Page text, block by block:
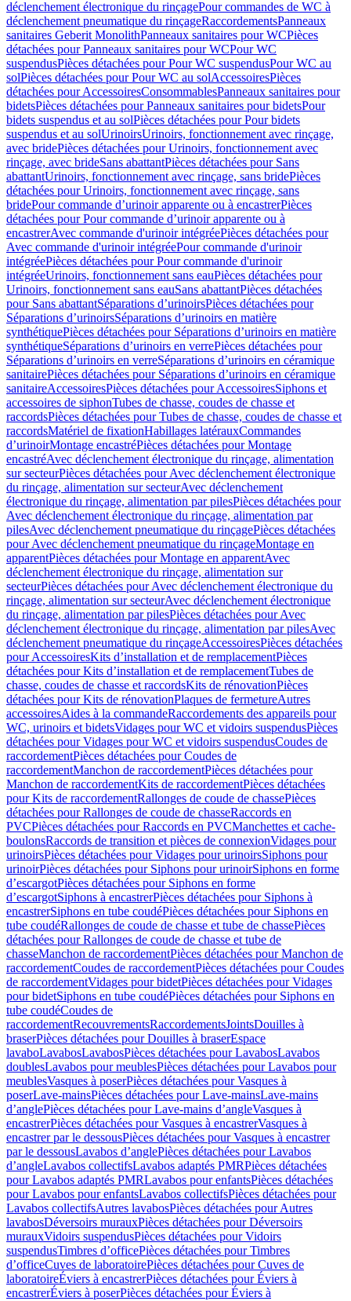
déclenchement électronique du rinçagePour commandes de WC à
déclenchement pneumatique du rinçageRaccordementsPanneaux
sanitaires Geberit MonolithPanneaux sanitaires pour WCPièces
détachées pour Panneaux sanitaires pour WCPour WC
suspendusPièces détachées pour Pour WC suspendusPour WC au
solPièces détachées pour Pour WC au solAccessoiresPièces
détachées pour AccessoiresConsommablesPanneaux sanitaires pour
bidetsPièces détachées pour Panneaux sanitaires pour bidetsPour
bidets suspendus et au solPièces détachées pour Pour bidets
suspendus et au solUrinoirsUrinoirs, fonctionnement avec rinçage,
avec bridePièces détachées pour Urinoirs, fonctionnement avec
rinçage, avec brideSans abattantPièces détachées pour Sans
abattantUrinoirs, fonctionnement avec rinçage, sans bridePièces
détachées pour Urinoirs, fonctionnement avec rinçage, sans
bridePour commande d’urinoir apparente ou à encastrerPièces
détachées pour Pour commande d’urinoir apparente ou à
encastrerAvec commande d'urinoir intégréePièces détachées pour
Avec commande d'urinoir intégréePour commande d'urinoir
intégréePièces détachées pour Pour commande d'urinoir
intégréeUrinoirs, fonctionnement sans eauPièces détachées pour
Urinoirs, fonctionnement sans eauSans abattantPièces détachées
pour Sans abattantSéparations d’urinoirsPièces détachées pour
Séparations d’urinoirsSéparations d’urinoirs en matière
synthétiquePièces détachées pour Séparations d’urinoirs en matière
synthétiqueSéparations d’urinoirs en verrePièces détachées pour
Séparations d’urinoirs en verreSéparations d’urinoirs en céramique
sanitairePièces détachées pour Séparations d’urinoirs en céramique
sanitaireAccessoiresPièces détachées pour AccessoiresSiphons et
accessoires de siphonTubes de chasse, coudes de chasse et
raccordsPièces détachées pour Tubes de chasse, coudes de chasse et
raccordsMatériel de fixationHabillages latérauxCommandes
dʼurinoirMontage encastréPièces détachées pour Montage
encastréAvec déclenchement électronique du rinçage, alimentation
sur secteurPièces détachées pour Avec déclenchement électronique
du rinçage, alimentation sur secteurAvec déclenchement
électronique du rinçage, alimentation par pilesPièces détachées pour
Avec déclenchement électronique du rinçage, alimentation par
pilesAvec déclenchement pneumatique du rinçagePièces détachées
pour Avec déclenchement pneumatique du rinçageMontage en
apparentPièces détachées pour Montage en apparentAvec
déclenchement électronique du rinçage, alimentation sur
secteurPièces détachées pour Avec déclenchement électronique du
rinçage, alimentation sur secteurAvec déclenchement électronique
du rinçage, alimentation par pilesPièces détachées pour Avec
déclenchement électronique du rinçage, alimentation par pilesAvec
déclenchement pneumatique du rinçageAccessoiresPièces détachées
pour AccessoiresKits d’installation et de remplacementPièces
détachées pour Kits d’installation et de remplacementTubes de
chasse, coudes de chasse et raccordsKits de rénovationPièces
détachées pour Kits de rénovationPlaques de fermetureAutres
accessoiresAides à la commandeRaccordements des appareils pour
WC, urinoirs et bidetsVidages pour WC et vidoirs suspendusPièces
détachées pour Vidages pour WC et vidoirs suspendusCoudes de
raccordementPièces détachées pour Coudes de
raccordementManchon de raccordementPièces détachées pour
Manchon de raccordementKits de raccordementPièces détachées
pour Kits de raccordementRallonges de coude de chassePièces
détachées pour Rallonges de coude de chasseRaccords en
PVCPièces détachées pour Raccords en PVCManchettes et cache-
boulonsRaccords de transition et pièces de connexionVidages pour
urinoirsPièces détachées pour Vidages pour urinoirsSiphons pour
urinoirPièces détachées pour Siphons pour urinoirSiphons en forme
d’escargotPièces détachées pour Siphons en forme
d’escargotSiphons à encastrerPièces détachées pour Siphons à
encastrerSiphons en tube coudéPièces détachées pour Siphons en
tube coudéRallonges de coude de chasse et tube de chassePièces
détachées pour Rallonges de coude de chasse et tube de
chasseManchon de raccordementPièces détachées pour Manchon de
raccordementCoudes de raccordementPièces détachées pour Coudes
de raccordementVidages pour bidetPièces détachées pour Vidages
pour bidetSiphons en tube coudéPièces détachées pour Siphons en
tube coudéCoudes de
raccordementRecouvrementsRaccordementsJointsDouilles à
braserPièces détachées pour Douilles à braserEspace
lavaboLavabosLavabosPièces détachées pour LavabosLavabos
doublesLavabos pour meublesPièces détachées pour Lavabos pour
meublesVasques à poserPièces détachées pour Vasques à
poserLave-mainsPièces détachées pour Lave-mainsLave-mains
d’anglePièces détachées pour Lave-mains d’angleVasques à
encastrerPièces détachées pour Vasques à encastrerVasques à
encastrer par le dessousPièces détachées pour Vasques à encastrer
par le dessousLavabos d’anglePièces détachées pour Lavabos
d’angleLavabos collectifsLavabos adaptés PMRPièces détachées
pour Lavabos adaptés PMRLavabos pour enfantsPièces détachées
pour Lavabos pour enfantsLavabos collectifsPièces détachées pour
Lavabos collectifsAutres lavabosPièces détachées pour Autres
lavabosDéversoirs murauxPièces détachées pour Déversoirs
murauxVidoirs suspendusPièces détachées pour Vidoirs
suspendusTimbres dʼofficePièces détachées pour Timbres
dʼofficeCuves de laboratoirePièces détachées pour Cuves de
laboratoireÉviers à encastrerPièces détachées pour Éviers à
encastrerÉviers à poserPièces détachées pour Éviers à